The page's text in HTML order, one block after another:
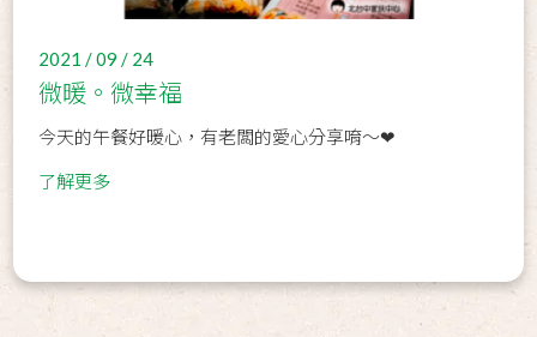
2021 / 09 / 24
微暖。微幸福
今天的午餐好暖心，有老闆的愛心分享唷～❤
了解更多